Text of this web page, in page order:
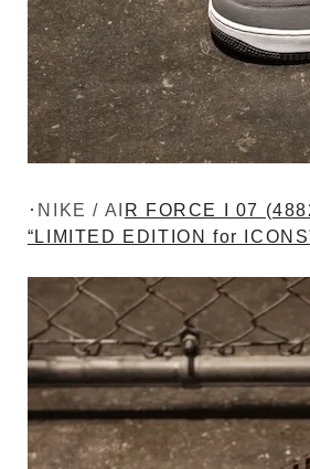
･NIKE / AI R FORCE I 07
“LIMITED EDITION for